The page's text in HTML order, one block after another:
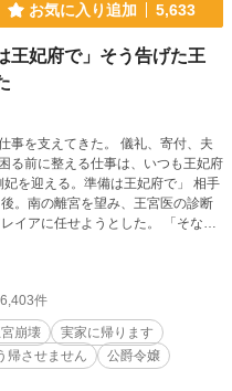
お気に入り追加 5,633
王妃府で」そう告げた王
事を支えてきた。 儀礼、寄付、夫
る前に整える仕事は、いつも王妃府
を迎える。準備は王妃府で」 相手
。南の離宮を望み、王宮医の診断
イアに任せようとした。 「そなた
フレイアは、父へ手紙を書く。 ―
は、少し休めば戻ると思ってい
だが、王妃がいなくなった王宮
交、国境。正妃ひとりに押しつけ
て王は知ることになる。 王妃は、
。 もう、戻らない。 ※全67
案を
した作品です。 賞・出版申請を
件
崩壊
実家に帰ります
帰させません
公爵令嬢